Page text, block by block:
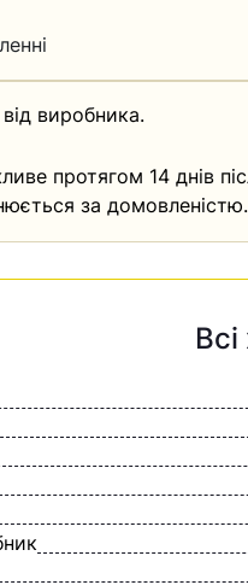
виробника.
протягом 14 днів
за домовленістю.